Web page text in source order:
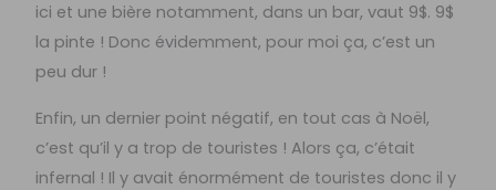
ici et une bière notamment, dans un bar, vaut 9$. 9$
la pinte ! Donc évidemment, pour moi ça, c’est un
peu dur !
Enfin, un dernier point négatif, en tout cas à Noël,
c’est qu’il y a trop de touristes ! Alors ça, c’était
infernal ! Il y avait énormément de touristes donc il y